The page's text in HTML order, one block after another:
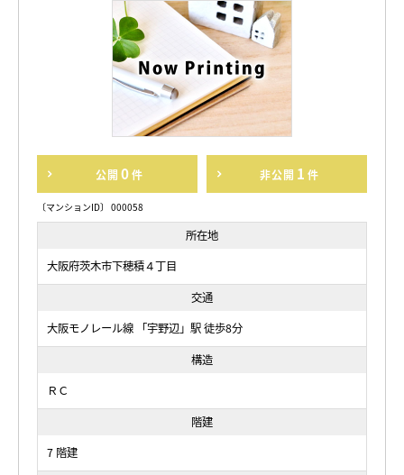
公開 0件 非公開 1 件
〔マンションID〕 000058
所在地
大阪府茨木市下穂積４丁目
交通
大阪モノレール線 「宇野辺」駅 徒歩8分
構造
ＲＣ
階建
7 階建